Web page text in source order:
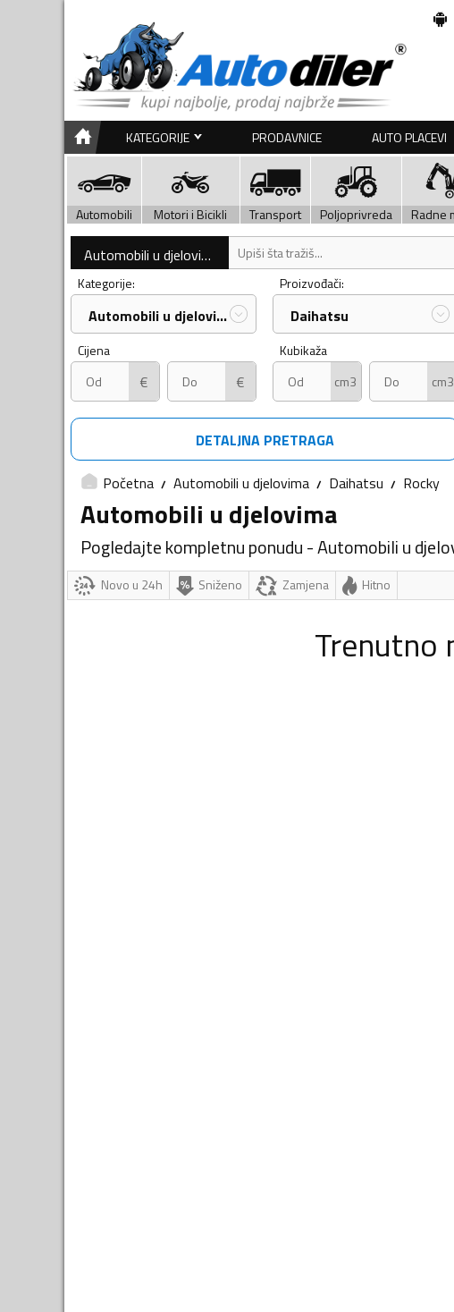
KATEGORIJE PRODAVNICE AUTO PLACEVI
Automobili Motori i Bicikli Transport Poljoprivreda Radne
Automobili u djelovima
Kategorije:
Automobili u djelovima
Proizvođači:
Daihatsu
Cijena
€ €
Kubikaža
cm3
cm3
DETALJNA PRETRAGA
Početna Automobili u djelovima Daihatsu Rocky
Automobili u djelovima
Pogledajte kompletnu ponudu - Automobili u
Novo u 24h Sniženo Zamjena Hitno
Trenutno